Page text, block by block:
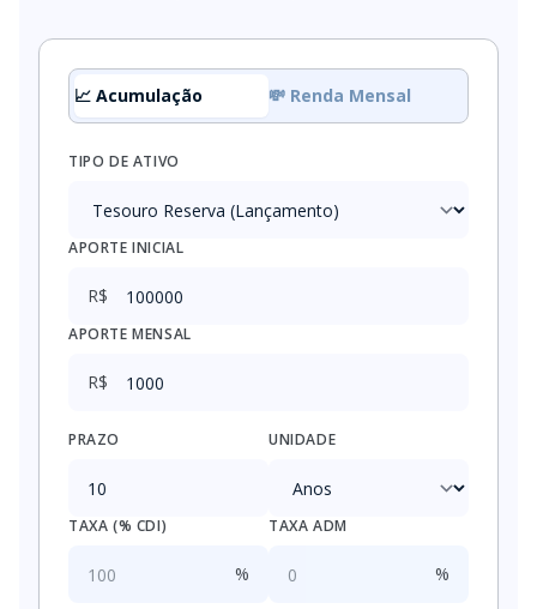
📈 Acumulação 💸 Renda Mensal
TIPO DE ATIVO
APORTE INICIAL
R$
APORTE MENSAL
R$
PRAZO UNIDADE
TAXA (% CDI)
%
TAXA ADM
%